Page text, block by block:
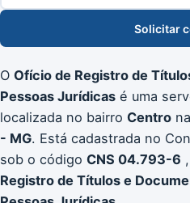
Solicitar
O Ofício de Registro de
Pessoas Jurídicas é uma
localizada no bairro Centro
- MG. Está cadastrada no
sob o código CNS 04.793-6
Registro de Títulos e